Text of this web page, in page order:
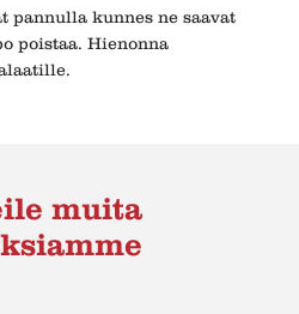
pannulla kunnes ne saavat
poistaa. Hienonna
muita